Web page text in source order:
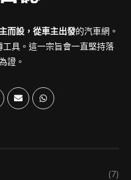
而設，從車主出發的汽車網。
具。這一宗旨會一直堅持落
證。
(7)